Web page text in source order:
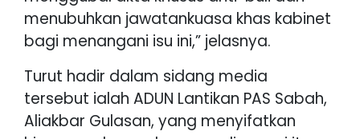
menubuhkan jawatankuasa khas kabinet
bagi menangani isu ini,” jelasnya.
Turut hadir dalam sidang media
tersebut ialah ADUN Lantikan PAS Sabah,
Aliakbar Gulasan, yang menyifatkan